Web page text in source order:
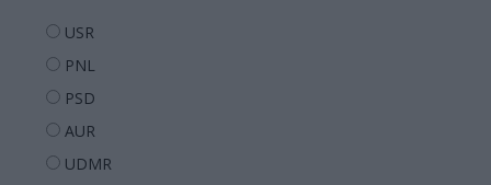
USR
PNL
PSD
AUR
UDMR